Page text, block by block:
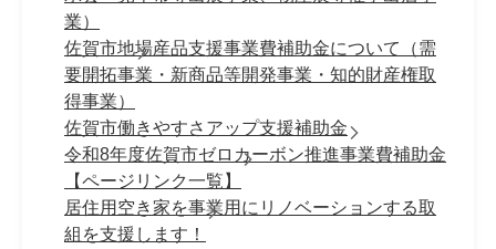
業）
佐賀市地場産品支援事業費補助金について（需
要開拓事業・新商品等開発事業・知的財産権取
得事業）
佐賀市働きやすさアップ支援補助金
令和8年度佐賀市ゼロカーボン推進事業費補助金
【ページリンク一覧】
居住用空き家を事業用にリノベーションする取
組を支援します！